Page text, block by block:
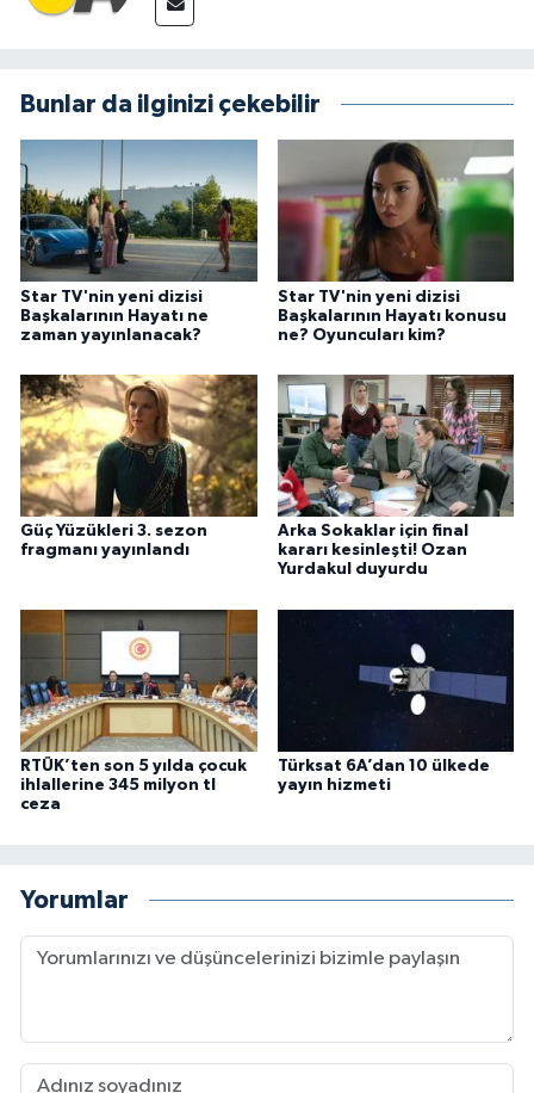
Bunlar da ilginizi çekebilir
Star TV'nin yeni dizisi
Başkalarının Hayatı ne
zaman yayınlanacak?
Star TV'nin yeni dizisi
Başkalarının Hayatı konusu
ne? Oyuncuları kim?
Güç Yüzükleri 3. sezon
fragmanı yayınlandı
Arka Sokaklar için final
kararı kesinleşti! Ozan
Yurdakul duyurdu
RTÜK’ten son 5 yılda çocuk
ihlallerine 345 milyon tl
ceza
Türksat 6A’dan 10 ülkede
yayın hizmeti
Yorumlar